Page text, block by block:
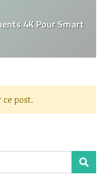
4K Pour Smart
post.